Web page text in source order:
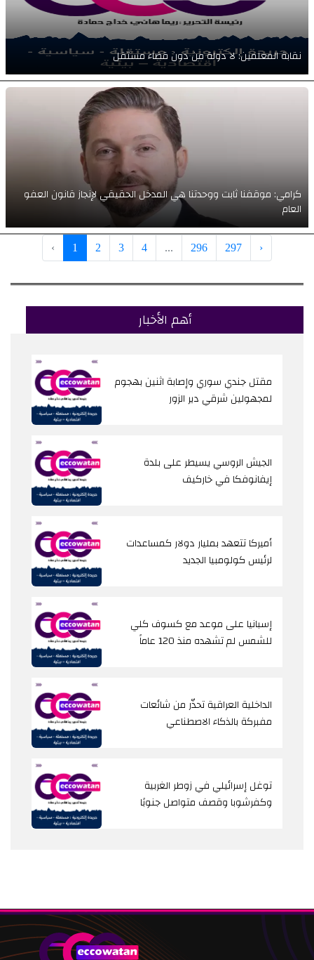
نقابة المعلمين: لا دولة من دون قضاء مستقل
كرامي: موقفنا ثابت ووحدتنا هي المدخل الحقيقي لإنجاز قانون العفو
العام
‹ 1 2 3 4 ... 296 297 ›
أهم الأخبار
مقتل جندي سوري وإصابة اثنين بهجوم
لمجهولين شرقي دير الزور
الجيش الروسي يسيطر على بلدة
إيفانوفكا في خاركيف
أميركا تتعهد بمليار دولار كمساعدات
لرئيس كولومبيا الجديد
إسبانيا على موعد مع كسوف كلي
للشمس لم تشهده منذ 120 عاماً
الداخلية العراقية تحذّر من شائعات
مفبركة بالذكاء الاصطناعي
توغل إسرائيلي في زوطر الغربية
وكفرشوبا وقصف متواصل جنوبًا